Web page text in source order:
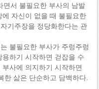
면서 불필요한 부사의 남발
자신이 없을 때 불필요한
기주장을 정당화한다는 관
불필요한 부사가 주렁주렁
하기 시작하면 걷잡을 수
사에 의지하기 시작하면
한 삶은 단순하고 담백하다.